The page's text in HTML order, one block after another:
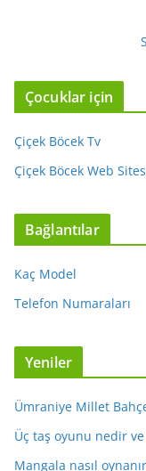
Çocuklar için
Çiçek Böcek Tv
Çiçek Böcek Web
Bağlantılar
Kaç Model
Telefon Numaraları
Yeniler
Ümraniye Millet
Üç taş oyunu nedir ve
Mangala nasıl